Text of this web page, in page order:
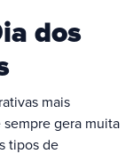
dos
mais
gera muita
tipos de